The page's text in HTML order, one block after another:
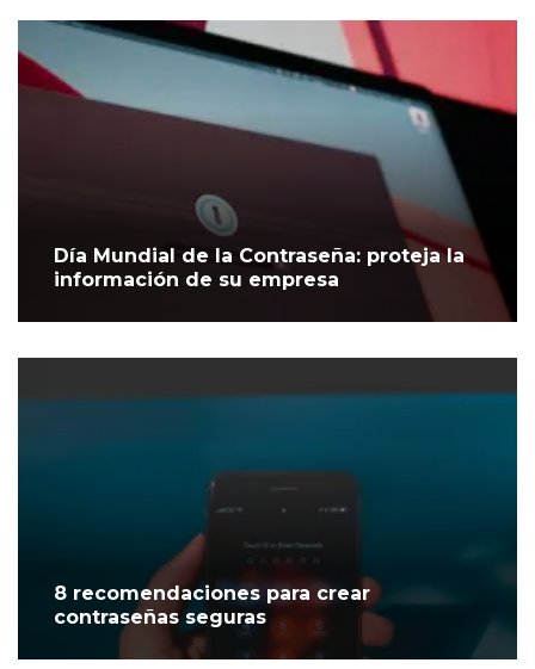
Día Mundial de la Contraseña: proteja la
información de su empresa
8 recomendaciones para crear
contraseñas seguras